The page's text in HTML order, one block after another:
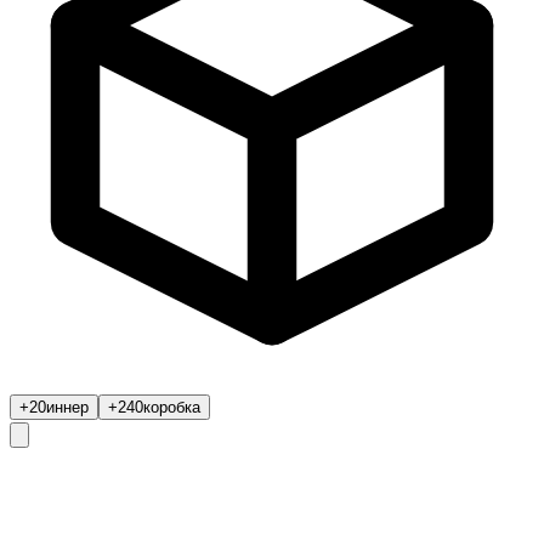
+20иннер +240коробка